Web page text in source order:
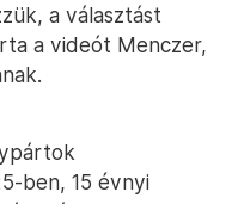
a választást
a videót Menczer,
ben, 15 évnyi